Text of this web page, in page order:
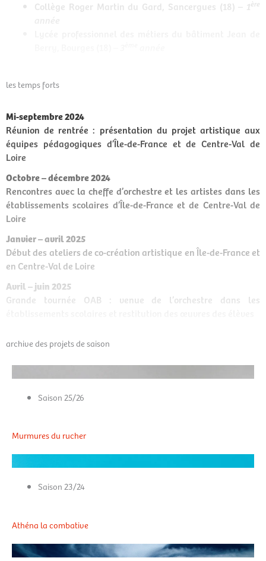
Collège Roger Martin du Gard, Sancergues (18)– 1ère
les temps forts
Mi-septembre 2024
Réunion de rentrée : présentation du projet artistique aux
équipes pédagogiques d’Île-de-France et de Centre-Val de
Loire
Octobre – décembre 2024
Rencontres avec la cheffe d’orchestre et les artistes dans les
établissements scolaires d’Île-de-France et de Centre-Val de
Loire
Janvier – avril 2025
Début des ateliers de co-création artistique en Île-de-France et
en Centre-Val de Loire
Avril – juin 2025
Grande tournée OAB : venue de l’orchestre dans les
archive des projets de saison
Saison 25/26
Murmures du rucher
Saison 23/24
Athéna la combative